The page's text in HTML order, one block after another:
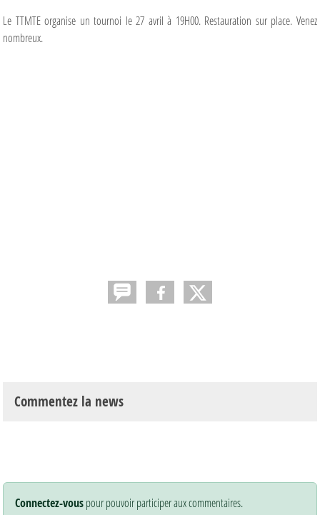
Le TTMTE organise un tournoi le 27 avril à 19H00. Restauration sur place. Venez
nombreux.
Commentez la news
Connectez-vouspour pouvoir participer aux commentaires.